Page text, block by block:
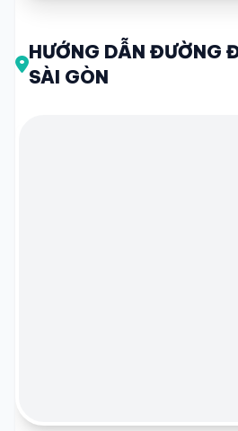
HƯỚNG DẪN ĐƯỜNG
SÀI GÒN